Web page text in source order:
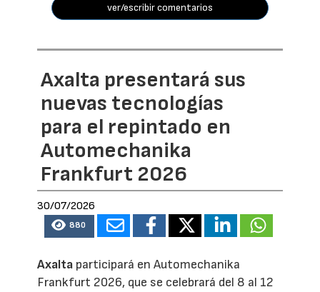
ver/escribir comentarios
Axalta presentará sus
nuevas tecnologías
para el repintado en
Automechanika
Frankfurt 2026
30/07/2026
880
Axalta participará en Automechanika
Frankfurt 2026, que se celebrará del 8 al 12